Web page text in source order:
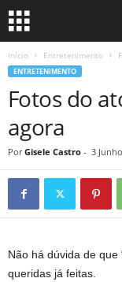
Início Entretenimento
ENTRETENIMENTO
Fotos do
agora
Por Gisele Castro - 3
Não há dúvida de que
queridas já feitas.